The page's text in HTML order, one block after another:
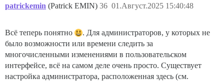
patrickemin (Patrick EMIN) 01.Август.2025 15:40:48
36
Всё теперь понятно
. Для администраторов, у которых не
было возможности или времени следить за
многочисленными изменениями в пользовательском
интерфейсе, всё на самом деле очень просто. Существует
настройка администратора, расположенная здесь (см.